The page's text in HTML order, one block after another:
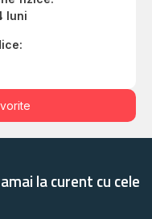
luni
la curent cu cele